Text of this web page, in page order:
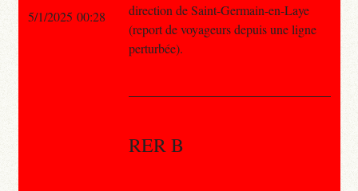
direction de Saint-Germain-en-Laye
(report de voyageurs depuis une ligne
perturbée).
RER B
5/1/2025 00:28